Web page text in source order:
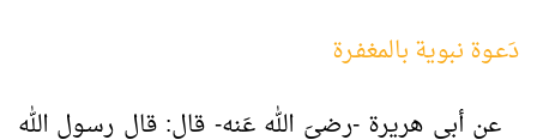
دَعـوة نبوية بالمغفـرة
عن أبي هريرة -رضيَ الله عَنه- قال: قال رسـول الله